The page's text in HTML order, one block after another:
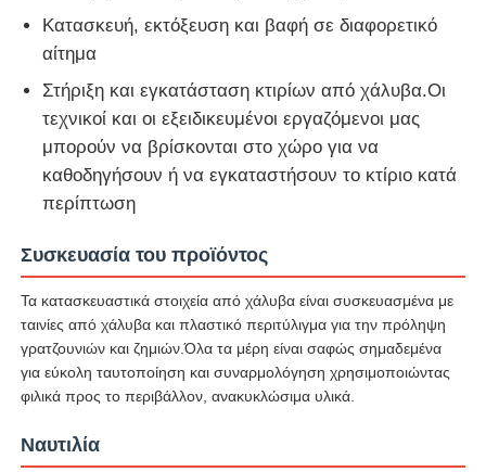
Κατασκευή, εκτόξευση και βαφή σε διαφορετικό
αίτημα
Στήριξη και εγκατάσταση κτιρίων από χάλυβα.Οι
τεχνικοί και οι εξειδικευμένοι εργαζόμενοι μας
μπορούν να βρίσκονται στο χώρο για να
καθοδηγήσουν ή να εγκαταστήσουν το κτίριο κατά
περίπτωση
Συσκευασία του προϊόντος
Τα κατασκευαστικά στοιχεία από χάλυβα είναι συσκευασμένα με
ταινίες από χάλυβα και πλαστικό περιτύλιγμα για την πρόληψη
γρατζουνιών και ζημιών.Όλα τα μέρη είναι σαφώς σημαδεμένα
για εύκολη ταυτοποίηση και συναρμολόγηση χρησιμοποιώντας
φιλικά προς το περιβάλλον, ανακυκλώσιμα υλικά.
Ναυτιλία